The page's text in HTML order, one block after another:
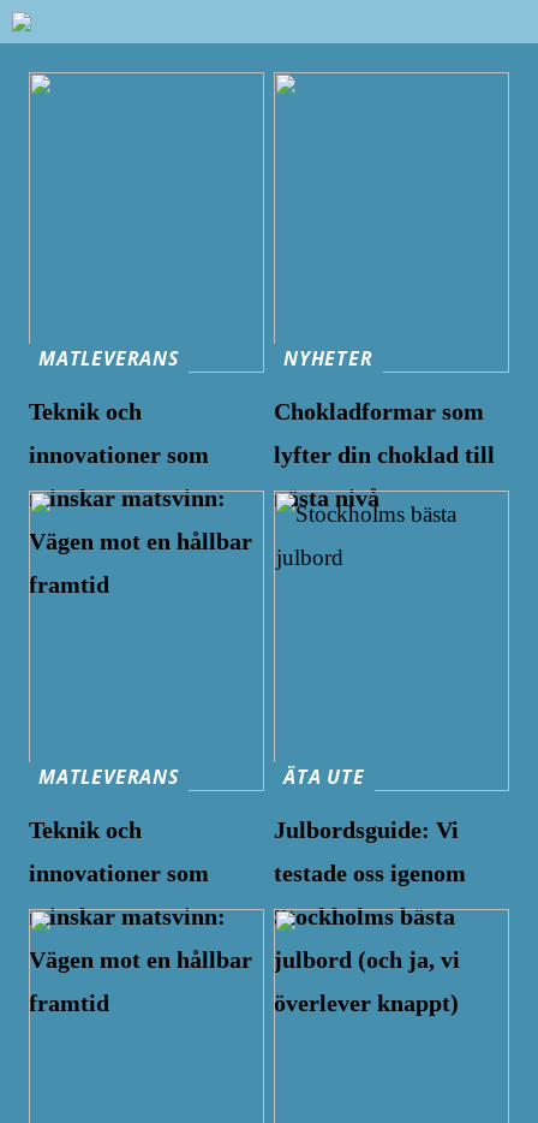
MATLEVERANS
Teknik och
innovationer som
minskar matsvinn:
Vägen mot en hållbar
framtid
NYHETER
Chokladformar som
lyfter din choklad till
nästa nivå
MATLEVERANS
Teknik och
innovationer som
minskar matsvinn:
Vägen mot en hållbar
framtid
ÄTA UTE
Julbordsguide: Vi
testade oss igenom
Stockholms bästa
julbord (och ja, vi
överlever knappt)